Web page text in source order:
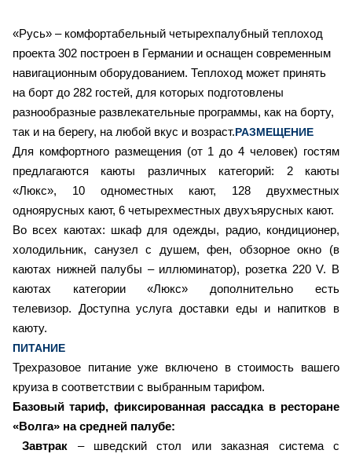
«Русь» – комфортабельный четырехпалубный теплоход
проекта 302 построен в Германии и оснащен современным
навигационным оборудованием. Теплоход может принять
на борт до 282 гостей, для которых подготовлены
разнообразные развлекательные программы, как на борту,
так и на берегу, на любой вкус и возраст.РАЗМЕЩЕНИЕ
Для комфортного размещения (от 1 до 4 человек) гостям
предлагаются каюты различных категорий: 2
каюты
«Люкс», 10 одноместных кают, 128
двухместных
одноярусных кают, 6 четырехместных двухъярусных кают.
Во всех каютах: шкаф для одежды, радио, кондиционер,
холодильник, санузел с душем, фен, обзорное окно (в
каютах нижней палубы – иллюминатор), розетка 220 V. В
каютах категории «Люкс» дополнительно есть
телевизор. Доступна услуга доставки еды и напитков в
каюту.
ПИТАНИЕ
Трехразовое питание уже включено в стоимость вашего
круиза в соответствии с выбранным тарифом.
Базовый тариф, фиксированная рассадка в ресторане
«Волга» на средней палубе:
Завтрак – шведский стол или заказная система с